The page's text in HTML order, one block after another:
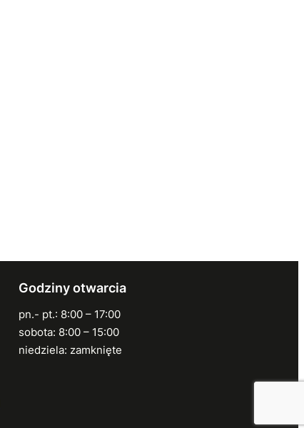
Godziny otwarcia
pn.- pt.: 8:00 – 17:00
sobota: 8:00 – 15:00
niedziela: zamknięte